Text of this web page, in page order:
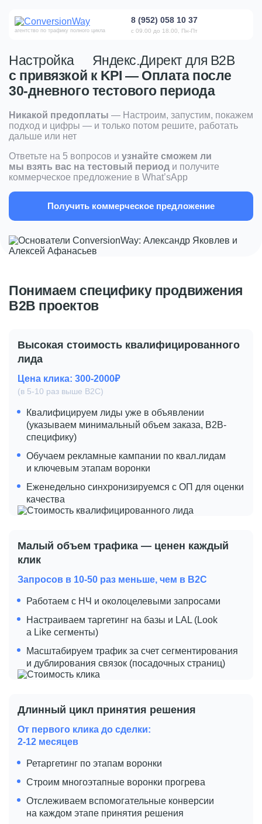
агентство по трафику полного цикла
8 (952) 058 10 37
с 09.00 до 18.00, Пн-Пт
Настройка
Яндекс.Директ для B2B
с привязкой к KPI — Оплата после
30-дневного тестового периода
Никакой предоплаты — Настроим, запустим, покажем
подход и цифры — и только потом решите, работать
дальше или нет
Ответьте на 5 вопросов и узнайте сможем ли
мы взять вас на тестовый период и получите
коммерческое предложение в What’sApp
Получить коммерческое предложение
Понимаем специфику продвижения
B2B проектов
Высокая стоимость квалифицированного
лида
Цена клика: 300-2000₽
(в 5-10 раз выше B2C)
Квалифицируем лиды уже в объявлении
(указываем минимальный объем заказа, B2B-
специфику)
Обучаем рекламные кампании по квал.лидам
и ключевым этапам воронки
Еженедельно синхронизируемся с ОП для оценки
качества
Малый объем трафика — ценен каждый
клик
Запросов в 10-50 раз меньше, чем в B2C
Работаем с НЧ и околоцелевыми запросами
Настраиваем таргетинг на базы и LAL (Look
a Like сегменты)
Масштабируем трафик за счет сегментирования
и дублирования связок (посадочных страниц)
Длинный цикл принятия решения
От первого клика до сделки:
2-12 месяцев
Ретаргетинг по этапам воронки
Строим многоэтапные воронки прогрева
Отслеживаем вспомогательные конверсии
на каждом этапе принятия решения